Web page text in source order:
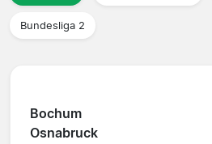
Bundesliga 2
Bochum
Osnabruck